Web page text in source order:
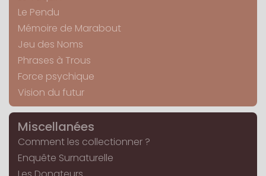
Le Pendu
Mémoire de Marabout
Jeu des Noms
Phrases à Trous
Force psychique
Vision du futur
Miscellanées
Comment les collectionner ?
Enquête Surnaturelle